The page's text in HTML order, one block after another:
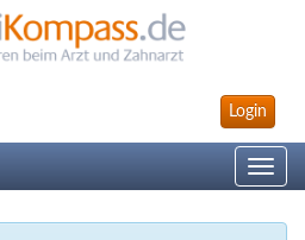
Login
Toggle